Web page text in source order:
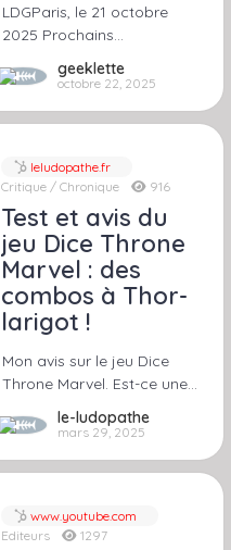
LDGParis, le 21 octobre
2025 Prochains…
geeklette
octobre 22, 2025
leludopathe.fr
Critique / Chronique
916
Test et avis du
jeu Dice Throne
Marvel : des
combos à Thor-
larigot !
Mon avis sur le jeu Dice
Throne Marvel. Est-ce une…
le-ludopathe
mars 29, 2025
www.youtube.com
Editeurs
1297